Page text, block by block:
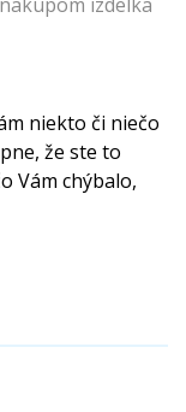
niekto či niečo
že ste to
Vám chýbalo,